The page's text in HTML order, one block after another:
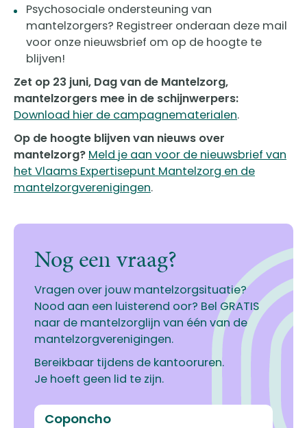
Psychosociale ondersteuning van
mantelzorgers? Registreer onderaan deze mail
voor onze nieuwsbrief om op de hoogte te
blijven!
Zet op 23 juni, Dag van de Mantelzorg,
mantelzorgers mee in de schijnwerpers:
Download hier de campagnematerialen.
Op de hoogte blijven van nieuws over
mantelzorg? Meld je aan voor de nieuwsbrief van
het Vlaams Expertisepunt Mantelzorg en de
mantelzorgverenigingen.
Nog een vraag?
Vragen over jouw mantelzorgsituatie?
Nood aan een luisterend oor? Bel GRATIS
naar de mantelzorglijn van één van de
mantelzorgverenigingen.
Bereikbaar tijdens de kantooruren.
Je hoeft geen lid te zijn.
Coponcho